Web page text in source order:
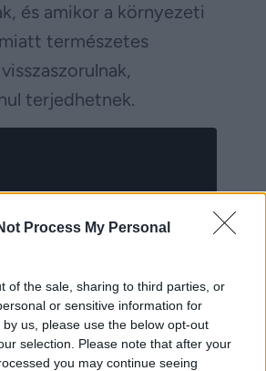
Process My Personal
of the sale, sharing to third parties, or
or sensitive information for
us, please use the below opt-out
selection. Please note that after your
you may continue seeing
és amikor a környezeti
természetes
terjedhetnek.